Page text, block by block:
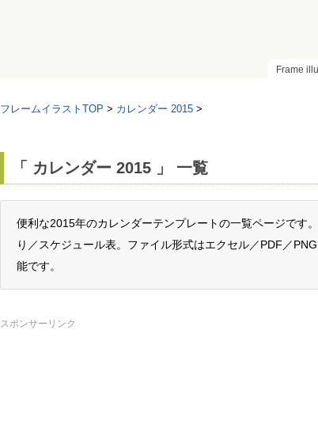
Frame
フレームイラストTOP > カレンダー 2015 >
「 カレンダー 2015 」 一覧
便利な2015年のカレンダーテンプレートの一覧ページです
り／スケジュール表。ファイル形式はエクセル／PDF／
能です。
スポンサーリンク